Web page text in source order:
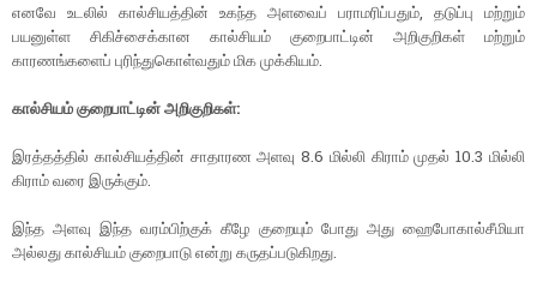
எனவே உடலில் கால்சியத்தின் உகந்த அளவைப் பராமரிப்பதும், தடுப்பு மற்றும்
பயனுள்ள சிகிச்சைக்கான கால்சியம் குறைபாட்டின் அறிகுறிகள் மற்றும்
காரணங்களைப் புரிந்துகொள்வதும் மிக முக்கியம்.
கால்சியம் குறைபாட்டின் அறிகுறிகள்:
இரத்தத்தில் கால்சியத்தின் சாதாரண அளவு 8.6 மில்லி கிராம் முதல் 10.3 மில்லி
கிராம் வரை இருக்கும்.
இந்த அளவு இந்த வரம்பிற்குக் கீழே குறையும் போது அது ஹைபோகால்சீமியா
அல்லது கால்சியம் குறைபாடு என்று கருதப்படுகிறது.